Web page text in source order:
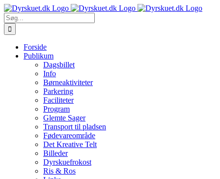
Skip
to
content
Søg
efter:
Forside
Publikum
Dagsbillet
Info
Børneaktiviteter
Parkering
Faciliteter
Program
Glemte Sager
Transport til pladsen
Fødevareområde
Det Kreative Telt
Billeder
Dyrskuefrokost
Ris & Ros